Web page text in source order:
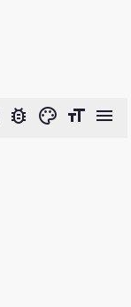
bug_report color_lens format_size menu